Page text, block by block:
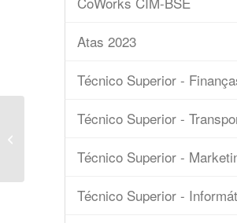
Atas 2023
Técnico Superior -
Técnico Superior -
Técnico Superior -
Técnico Superior -
Regulamento de Acesso e
Beiras e Serra da ...